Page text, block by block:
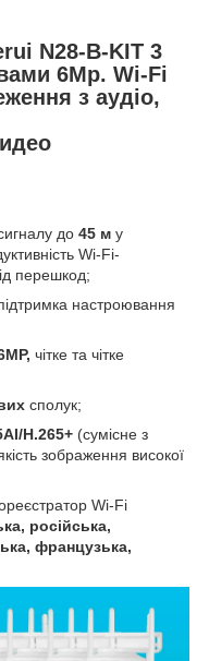
N28-B-KIT 3
6Mp. Wi-Fi
з аудіо,
до 45 м у
Wi-Fi-
перешкод;
настроювання
чітке та чітке
сполук;
H.265+ (сумісне з
зображення високої
Wi-Fi
російська,
французька,